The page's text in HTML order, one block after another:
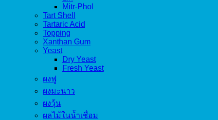
Mitr-Phol
Tart Shell
Tartaric Acid
Topping
Xanthan Gum
Yeast
Dry Yeast
Fresh Yeast
ผงฟู
ผงมะนาว
ผงวุ้น
ผลไม้ในน้ำเชื่อม